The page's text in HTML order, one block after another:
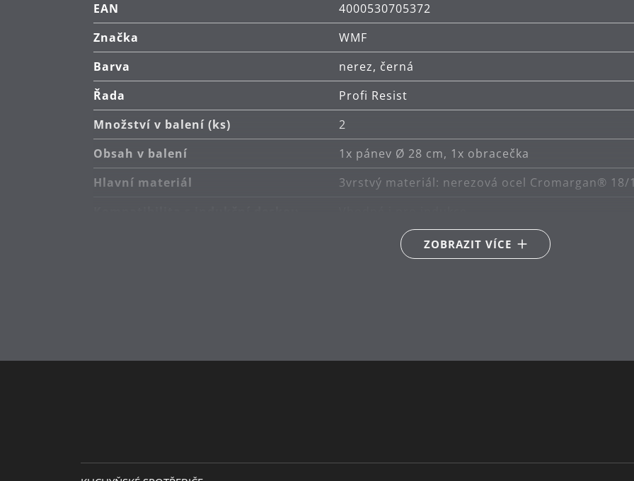
EAN
4000530705372
Značka
WMF
Barva
nerez, černá
Řada
Profi Resist
Množství v balení (ks)
2
Obsah v balení
1x pánev Ø 28 cm, 1x obracečka
Hlavní materiál
3vrstvý materiál: nerezová ocel Cromargan®
Vhodné pro keramické, plynové, elektrické a
ZOBRAZIT VÍCE